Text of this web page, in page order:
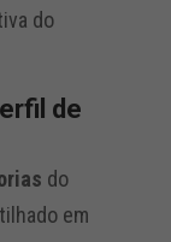
do
de
do
em